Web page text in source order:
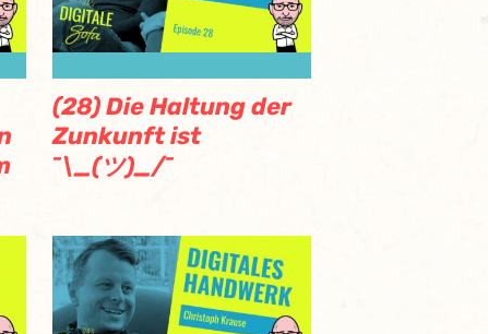
(28) Die Haltung der
Zunkunft ist
¯\_(ツ)_/¯